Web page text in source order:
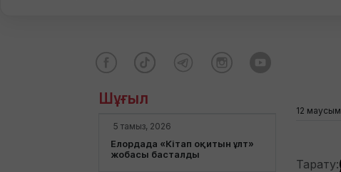
Шұғыл
5 тамыз, 2026
Елордада «Кітап оқитын ұлт»
жобасы басталды
12
Тарату: